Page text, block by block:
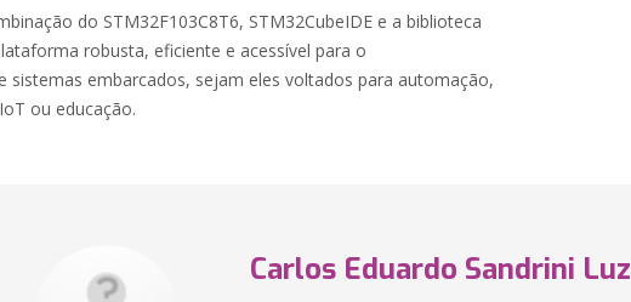
do STM32F103C8T6, STM32CubeIDE e a biblioteca
robusta, eficiente e acessível para o
sistemas embarcados, sejam eles voltados para automação,
ou educação.
Carlos Eduardo Sandrini Luz